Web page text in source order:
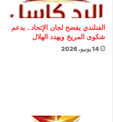
الفنلندي يفضح لجان الإتحاد.. يدعم
شكوى المريخ ويهدد الهلال
14 يونيو، 2026